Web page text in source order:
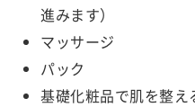
進みます）
マッサージ
パック
基礎化粧品で肌を整え